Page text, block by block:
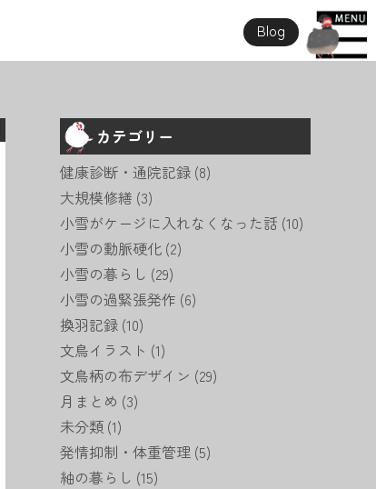
Blog
カテゴリー
健康診断・通院記録 (8)
大規模修繕 (3)
小雪がケージに入れなくなった話 (10)
小雪の動脈硬化 (2)
小雪の暮らし (29)
小雪の過緊張発作 (6)
換羽記録 (10)
文鳥イラスト (1)
文鳥柄の布デザイン (29)
月まとめ (3)
未分類 (1)
発情抑制・体重管理 (5)
紬の暮らし (15)